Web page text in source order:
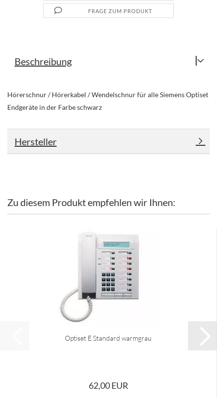
FRAGE ZUM PRODUKT
Beschreibung
Hörerschnur / Hörerkabel / Wendelschnur für alle Siemens Optiset
Endgeräte in der Farbe schwarz
Hersteller
Zu diesem Produkt empfehlen wir Ihnen:
Optiset E Standard warmgrau
62,00 EUR